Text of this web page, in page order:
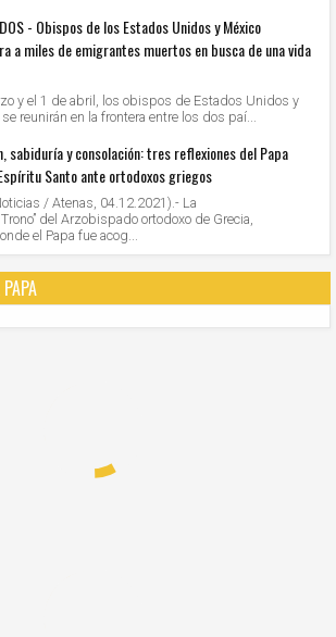
- Obispos de los Estados Unidos y México
a miles de emigrantes muertos en busca de una vida
y el 1 de abril, los obispos de Estados Unidos y
reunirán en la frontera entre los dos paí...
sabiduría y consolación: tres reflexiones del Papa
Santo ante ortodoxos griegos
/ Atenas, 04.12.2021).- La
Trono” del Arzobispado ortodoxo de Grecia,
el Papa fue acog...